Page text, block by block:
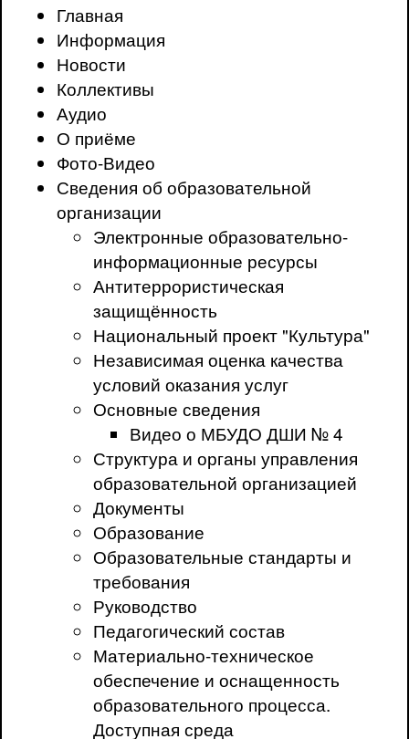
Главная
Информация
Новости
Коллективы
Аудио
О приёме
Фото-Видео
Сведения об образовательной
организации
Электронные образовательно-
информационные ресурсы
Антитеррористическая
защищённость
Национальный проект "Культура"
Независимая оценка качества
условий оказания услуг
Основные сведения
Видео о МБУДО ДШИ № 4
Структура и органы управления
образовательной организацией
Документы
Образование
Образовательные стандарты и
требования
Руководство
Педагогический состав
Материально-техническое
обеспечение и оснащенность
образовательного процесса.
Доступная среда